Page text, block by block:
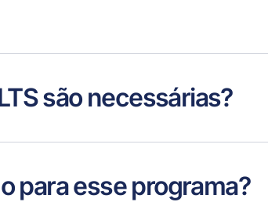
são necessárias?
para esse programa?